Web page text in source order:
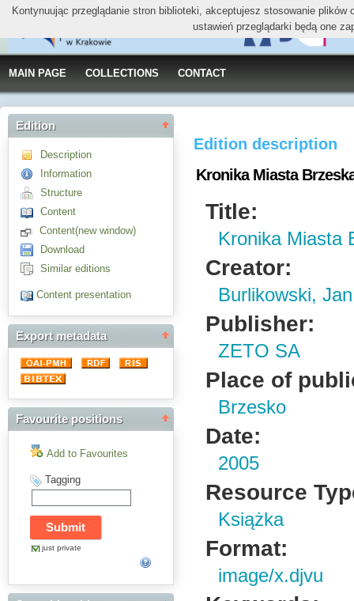
MAIN PAGE COLLECTIONS CONTACT
Edition
Description
Information
Structure
Content
Content(new window)
Download
Similar editions
Content presentation
Export metadata
Favourite positions
Add to Favourites
Tagging
just private
Edition description
Kronika Miasta
Title:
Kronika Miasta
Creator:
Burlikowski,
Publisher:
ZETO SA
Place of
Brzesko
Date:
2005
Resource
Książka
Format:
image/x.djvu
Kontynuując przeglądanie stron biblioteki, akceptujesz stosowanie
ustawień przeglądarki będą one